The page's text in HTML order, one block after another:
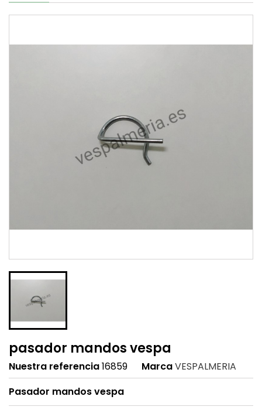
pasador mandos vespa
Nuestra referencia16859 MarcaVESPALMERIA
Pasador mandos vespa